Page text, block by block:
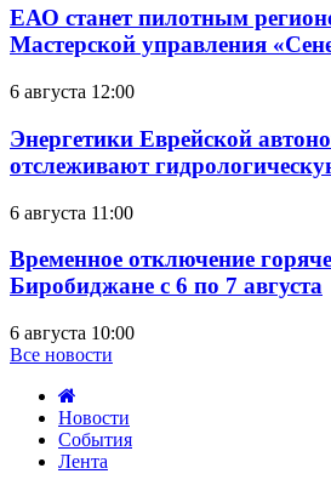
ЕАО станет пилотным
Мастерской управления
6 августа 12:00
Энергетики Еврейской
отслеживают
6 августа 11:00
Временное отключение
Биробиджане с 6 по 7 августа
6 августа 10:00
Все новости
Новости
События
Лента